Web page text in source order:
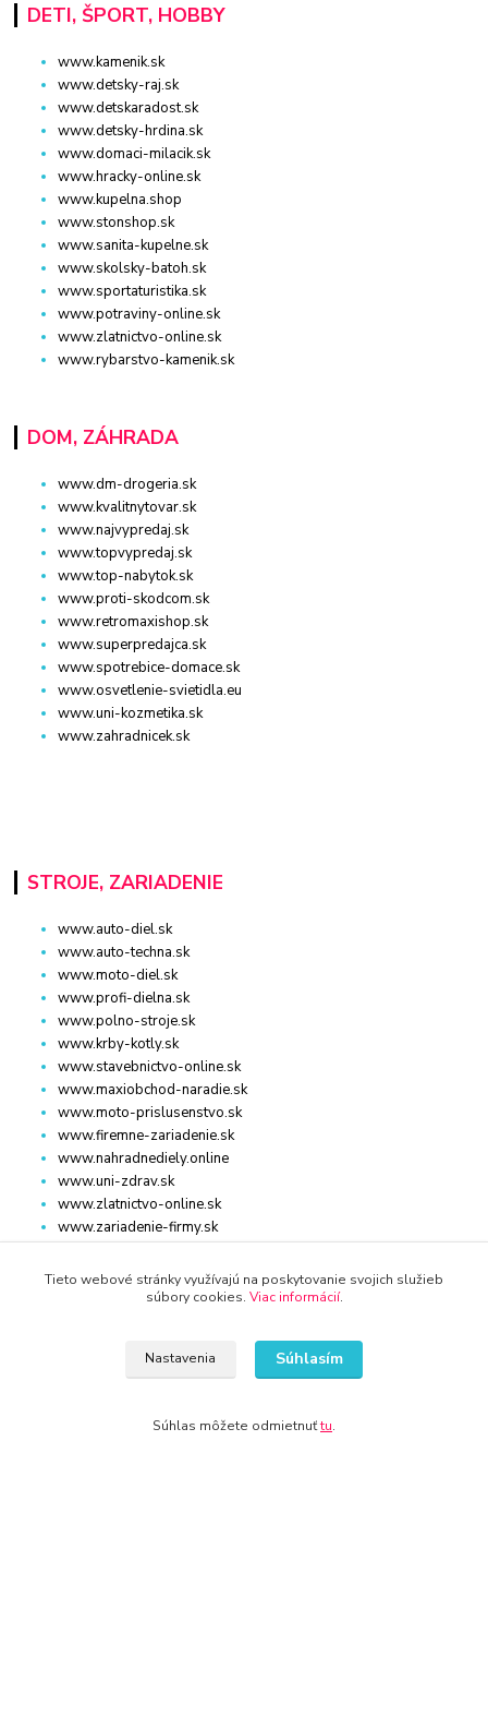
DETI, ŠPORT, HOBBY
www.kamenik.sk
www.detsky-raj.sk
www.detskaradost.sk
www.detsky-hrdina.sk
www.domaci-milacik.sk
www.hracky-online.sk
www.kupelna.shop
www.stonshop.sk
www.sanita-kupelne.sk
www.skolsky-batoh.sk
www.sportaturistika.sk
www.potraviny-online.sk
www.zlatnictvo-online.sk
www.rybarstvo-kamenik.sk
DOM, ZÁHRADA
www.dm-drogeria.sk
www.kvalitnytovar.sk
www.najvypredaj.sk
www.topvypredaj.sk
www.top-nabytok.sk
www.proti-skodcom.sk
www.retromaxishop.sk
www.superpredajca.sk
www.spotrebice-domace.sk
www.osvetlenie-svietidla.eu
www.uni-kozmetika.sk
www.zahradnicek.sk
STROJE, ZARIADENIE
www.auto-diel.sk
www.auto-techna.sk
www.moto-diel.sk
www.profi-dielna.sk
www.polno-stroje.sk
www.krby-kotly.sk
www.stavebnictvo-online.sk
www.maxiobchod-naradie.sk
www.moto-prislusenstvo.sk
www.firemne-zariadenie.sk
www.nahradnediely.online
www.uni-zdrav.sk
www.zlatnictvo-online.sk
www.zariadenie-firmy.sk
Tieto webové stránky využívajú na poskytovanie svojich služieb
súbory cookies. Viac informácií.
Nastavenia Súhlasím
Súhlas môžete odmietnuťtu.